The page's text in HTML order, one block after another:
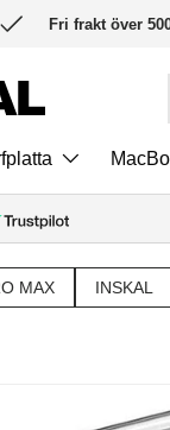
Fri frakt över
MAX INSKAL